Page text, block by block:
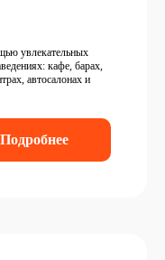
увлекательных
кафе, барах,
автосалонах и
Подробнее